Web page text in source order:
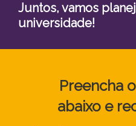
Juntos, vamos
universidade!
Preencha
abaixo e